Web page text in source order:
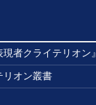
者クライテリオン』
リオン叢書